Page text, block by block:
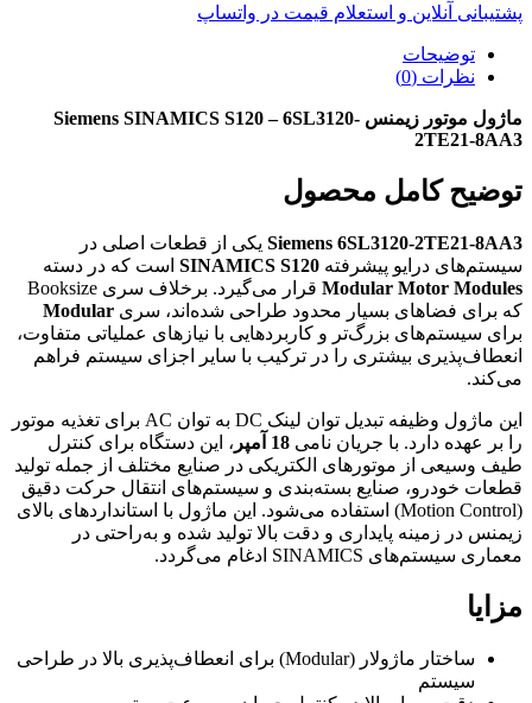
پشتیبانی آنلاین و استعلام قیمت در واتساپ
توضیحات
نظرات (0)
ماژول موتور زیمنس Siemens SINAMICS S120 – 6SL3120-
2TE21-8AA3
توضیح کامل محصول
Siemens 6SL3120-2TE21-8AA3 یکی از قطعات اصلی در
سیستم‌های درایو پیشرفته SINAMICS S120 است که در دسته
Modular Motor Modules
قرار می‌گیرد. برخلاف سری Booksize
که برای فضاهای بسیار محدود طراحی شده‌اند، سری Modular
برای سیستم‌های بزرگ‌تر و کاربردهایی با نیازهای عملیاتی متفاوت،
انعطاف‌پذیری بیشتری را در ترکیب با سایر اجزای سیستم فراهم
می‌کند.
این ماژول وظیفه تبدیل توان لینک DC به توان AC برای تغذیه موتور
را بر عهده دارد. با جریان نامی 18 آمپر
، این دستگاه برای کنترل
طیف وسیعی از موتورهای الکتریکی در صنایع مختلف از جمله تولید
قطعات خودرو، صنایع بسته‌بندی و سیستم‌های انتقال حرکت دقیق
(Motion Control) استفاده می‌شود. این ماژول با استانداردهای بالای
زیمنس در زمینه پایداری و دقت بالا تولید شده و به‌راحتی در
معماری سیستم‌های SINAMICS ادغام می‌گردد.
مزایا
ساختار ماژولار (Modular) برای انعطاف‌پذیری بالا در طراحی
سیستم